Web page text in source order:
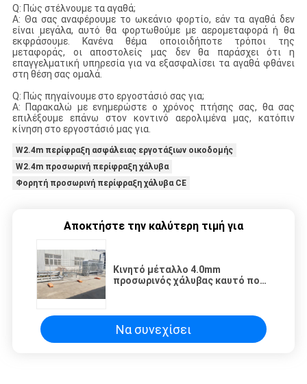
Q: Πώς στέλνουμε τα αγαθά;
Α: Θα σας αναφέρουμε το ωκεάνιο φορτίο, εάν τα αγαθά δεν
είναι μεγάλα, αυτό θα φορτωθούμε με αερομεταφορά ή θα
εκφράσουμε. Κανένα θέμα οποιοιδήποτε τρόποι της
μεταφοράς, οι αποστολείς μας δεν θα παράσχει ότι η
επαγγελματική υπηρεσία για να εξασφαλίσει τα αγαθά φθάνει
στη θέση σας ομαλά.
Q: Πώς πηγαίνουμε στο εργοστάσιό σας για;
Α: Παρακαλώ με ενημερώστε ο χρόνος πτήσης σας, θα σας
επιλέξουμε επάνω στον κοντινό αερολιμένα μας, κατόπιν
κίνηση στο εργοστάσιό μας για.
W2.4m περίφραξη ασφάλειας εργοτάξιων οικοδομής
W2.4m προσωρινή περίφραξη χάλυβα
Φορητή προσωρινή περίφραξη χάλυβα CE
Αποκτήστε την καλύτερη τιμή για
Κινητό μέταλλο 4.0mm
προσωρινός χάλυβας καυτό που
Να συνεχίσει